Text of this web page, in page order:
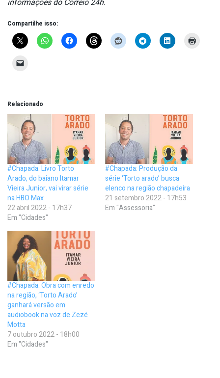
Compartilhe isso:
Relacionado
#Chapada: Livro Torto
Arado, do baiano Itamar
Vieira Junior, vai virar série
na HBO Max
22 abril 2022 - 17h37
Em "Cidades"
#Chapada: Produção da
série ‘Torto arado’ busca
elenco na região chapadeira
21 setembro 2022 - 17h53
Em "Assessoria"
#Chapada: Obra com enredo
na região, ‘Torto Arado’
ganhará versão em
audiobook na voz de Zezé
Motta
7 outubro 2022 - 18h00
Em "Cidades"